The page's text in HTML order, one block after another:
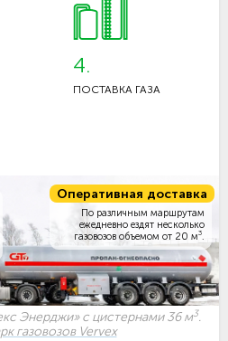
4.
ПОСТАВКА ГАЗА
Оперативная доставка
По различным маршрутам
ежедневно ездят несколько
газовозов объемом от 20 м3
Энерджи» с цистернами 36 м3.
газовозов Vervex